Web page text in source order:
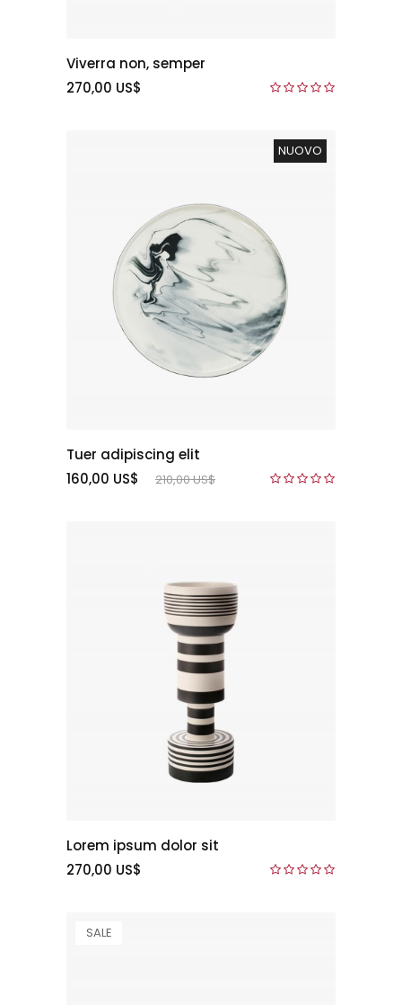
Viverra non, semper
270,00 US$
NUOVO
Tuer adipiscing elit
160,00 US$
210,00 US$
Lorem ipsum dolor sit
270,00 US$
SALE